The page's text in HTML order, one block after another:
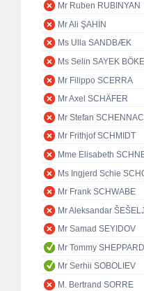
Mr Ruben RUBINYAN
Mr Ali ŞAHİN
Ms Ulla SANDBÆK
Ms Selin SAYEK BÖKE
Mr Filippo SCERRA
Mr Axel SCHÄFER
Mr Stefan
Mr Frithjof SCHMIDT
Mme Elisabeth
Ms Ingjerd Schie
Mr Frank SCHWABE
Mr Aleksandar ŠEŠELJ
Mr Samad SEYIDOV
Mr Tommy SHEPPARD
Mr Serhii SOBOLIEV
M. Bertrand SORRE